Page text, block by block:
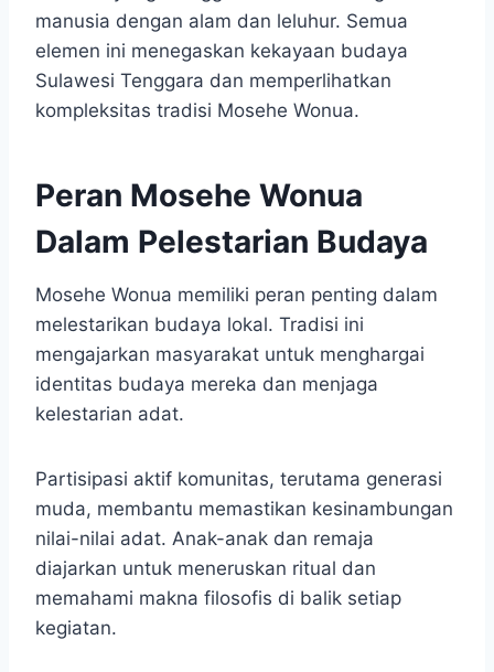
manusia dengan alam dan leluhur. Semua
elemen ini menegaskan kekayaan budaya
Sulawesi Tenggara dan memperlihatkan
kompleksitas tradisi Mosehe Wonua.
Peran Mosehe Wonua
Dalam Pelestarian Budaya
Mosehe Wonua memiliki peran penting dalam
melestarikan budaya lokal. Tradisi ini
mengajarkan masyarakat untuk menghargai
identitas budaya mereka dan menjaga
kelestarian adat.
Partisipasi aktif komunitas, terutama generasi
muda, membantu memastikan kesinambungan
nilai-nilai adat. Anak-anak dan remaja
diajarkan untuk meneruskan ritual dan
memahami makna filosofis di balik setiap
kegiatan.